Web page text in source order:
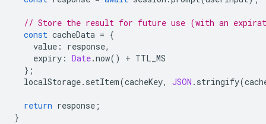
// Store the result for future use (with an
const cacheData = {
value : response,
expiry : Date.now() + TTL_MS
};
localStorage. setItem(cacheKey, JSON . stringify(
return response ;
}